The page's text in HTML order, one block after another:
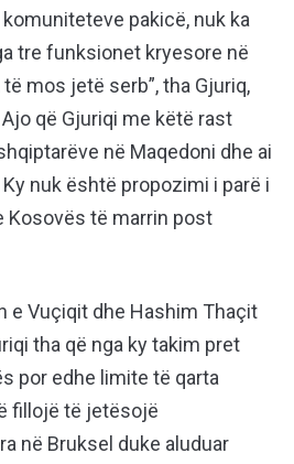
pakicë, nuk ka
tre funksionet kryesore në
mos jetë serb”, tha Gjuriq,
që Gjuriqi me këtë rast
në Maqedoni dhe ai
nuk është propozimi i parë i
Kosovës të marrin post
e Vuçiqit dhe Hashim Thaçit
tha që nga ky takim pret
por edhe limite të qarta
fillojë të jetësojë
në Bruksel duke aluduar